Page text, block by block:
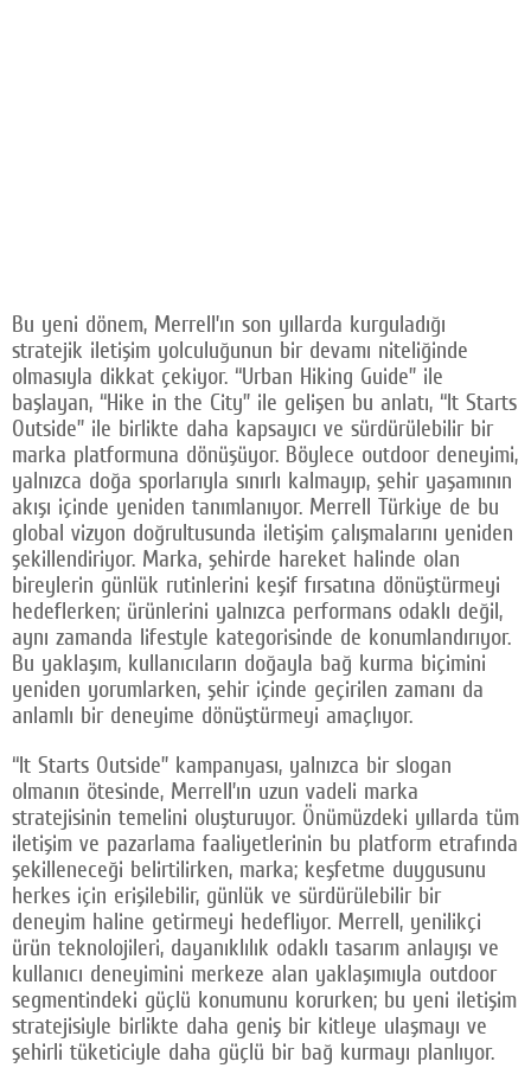
Bu yeni dönem, Merrell’ın son yıllarda kurguladığı
stratejik iletişim yolculuğunun bir devamı niteliğinde
olmasıyla dikkat çekiyor. “Urban Hiking Guide” ile
başlayan, “Hike in the City” ile gelişen bu anlatı, “It Starts
Outside” ile birlikte daha kapsayıcı ve sürdürülebilir bir
marka platformuna dönüşüyor. Böylece outdoor deneyimi,
yalnızca doğa sporlarıyla sınırlı kalmayıp, şehir yaşamının
akışı içinde yeniden tanımlanıyor. Merrell Türkiye de bu
global vizyon doğrultusunda iletişim çalışmalarını yeniden
şekillendiriyor. Marka, şehirde hareket halinde olan
bireylerin günlük rutinlerini keşif fırsatına dönüştürmeyi
hedeflerken; ürünlerini yalnızca performans odaklı değil,
aynı zamanda lifestyle kategorisinde de konumlandırıyor.
Bu yaklaşım, kullanıcıların doğayla bağ kurma biçimini
yeniden yorumlarken, şehir içinde geçirilen zamanı da
anlamlı bir deneyime dönüştürmeyi amaçlıyor.
“It Starts Outside” kampanyası, yalnızca bir slogan
olmanın ötesinde, Merrell’ın uzun vadeli marka
stratejisinin temelini oluşturuyor. Önümüzdeki yıllarda tüm
iletişim ve pazarlama faaliyetlerinin bu platform etrafında
şekilleneceği belirtilirken, marka; keşfetme duygusunu
herkes için erişilebilir, günlük ve sürdürülebilir bir
deneyim haline getirmeyi hedefliyor. Merrell, yenilikçi
ürün teknolojileri, dayanıklılık odaklı tasarım anlayışı ve
kullanıcı deneyimini merkeze alan yaklaşımıyla outdoor
segmentindeki güçlü konumunu korurken; bu yeni iletişim
stratejisiyle birlikte daha geniş bir kitleye ulaşmayı ve
şehirli tüketiciyle daha güçlü bir bağ kurmayı planlıyor.